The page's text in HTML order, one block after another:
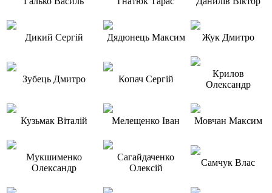
Дикий Сергій Дядюнець Максим Жук Дмитро
Зубець Дмитро Копач Сергій
Крилов
Олександр
Кузьмак Віталій Мелещенко Іван Мовчан Максим
Мукшименко
Олександр
Сагайдаченко
Олексій
Самчук Влас